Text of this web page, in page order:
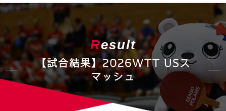
Result
【試合結果】2026WTT USス
マッシュ